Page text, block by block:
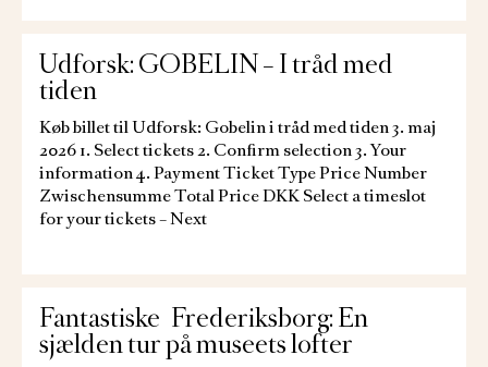
Udforsk: GOBELIN – I tråd med
tiden
Køb billet til Udforsk: Gobelin i tråd med tiden 3. maj
2026 1. Select tickets 2. Confirm selection 3. Your
information 4. Payment Ticket Type Price Number
Zwischensumme Total Price DKK Select a timeslot
for your tickets – Next
Fantastiske Frederiksborg: En
sjælden tur på museets lofter